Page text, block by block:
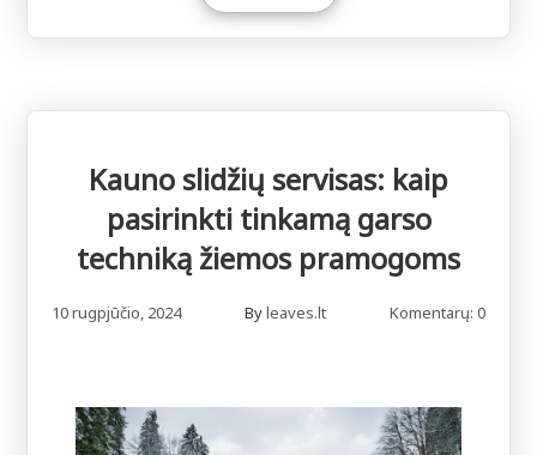
Kauno slidžių servisas: kaip
pasirinkti tinkamą garso
techniką žiemos pramogoms
10 rugpjūčio, 2024 Byleaves.lt Komentarų: 0